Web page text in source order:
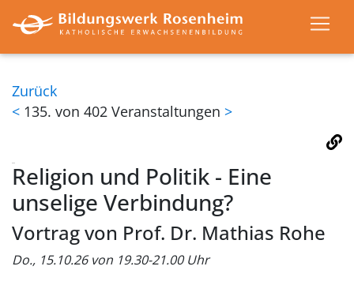
Zurück
< 135. von 402 Veranstaltungen >
Religion und Politik - Eine
unselige Verbindung?
Vortrag von Prof. Dr. Mathias Rohe
Do., 15.10.26 von 19.30-21.00 Uhr